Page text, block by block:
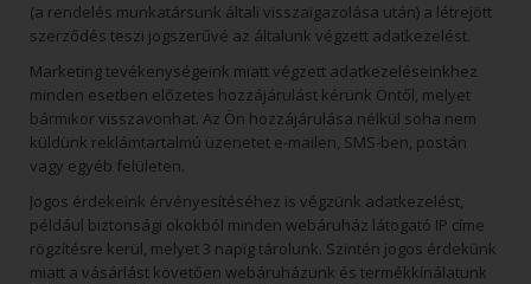
(a rendelés munkatársunk általi visszaigazolása után) a létrejött
szerződés teszi jogszerűvé az általunk végzett adatkezelést.
Marketing tevékenységeink miatt végzett adatkezeléseinkhez
minden esetben előzetes hozzájárulást kérünk Öntől, melyet
bármikor visszavonhat. Az Ön hozzájárulása nélkül soha nem
küldünk reklámtartalmú üzenetet e-mailen, SMS-ben, postán
vagy egyéb felületen.
Jogos érdekeink érvényesítéséhez is végzünk adatkezelést,
például biztonsági okokból minden webáruház látogató IP címe
rögzítésre kerül, melyet 3 napig tárolunk. Szintén jogos érdekünk
miatt a vásárlást követően webáruházunk és termékkínálatunk